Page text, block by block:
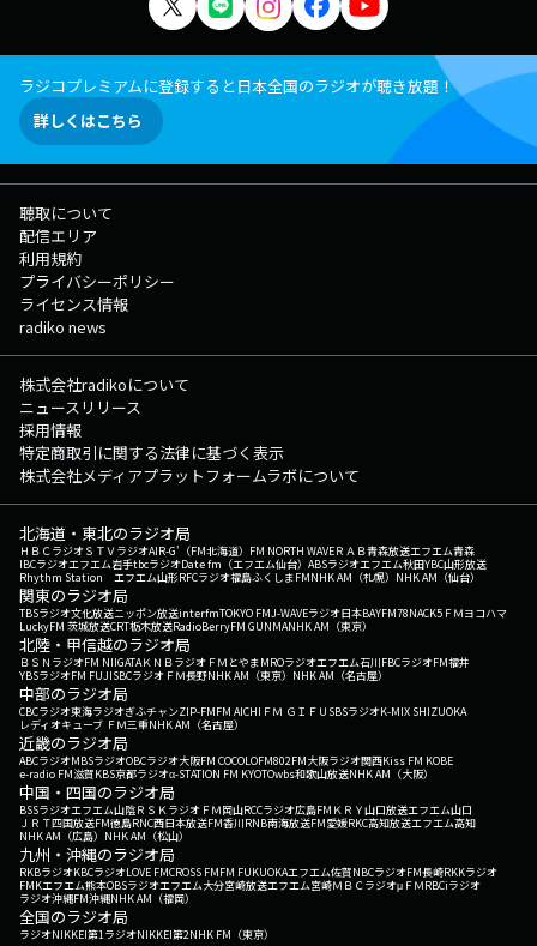
ラジコプレミアムに登録すると日本全国のラジオが聴き放題！
詳しくはこちら
聴取について
配信エリア
利用規約
プライバシーポリシー
ライセンス情報
radiko news
株式会社radikoについて
ニュースリリース
採用情報
特定商取引に関する法律に基づく表示
株式会社メディアプラットフォームラボについて
北海道・東北のラジオ局
ＨＢＣラジオＳＴＶラジオAIR-G'（FM北海道） FM NORTH WAVEＲＡＢ青森放送エフエム青森
IBCラジオエフエム岩手tbcラジオDate fm（エフエム仙台） ABSラジオエフエム秋田YBC山形放送
Rhythm Station エフエム山形RFCラジオ福島ふくしまFMNHK AM（札幌） NHK AM（仙台）
関東のラジオ局
TBSラジオ文化放送ニッポン放送interfmTOKYO FMJ-WAVEラジオ日本BAYFM78NACK5 ＦＭヨコハマ
LuckyFM 茨城放送CRT栃木放送RadioBerryFM GUNMANHK AM（東京）
北陸・甲信越のラジオ局
ＢＳＮラジオFM NIIGATAＫＮＢラジオ ＦＭとやまMROラジオエフエム石川FBCラジオFM福井
YBSラジオFM FUJISBCラジオ ＦＭ長野NHK AM（東京） NHK AM（名古屋）
中部のラジオ局
CBCラジオ東海ラジオぎふチャンZIP-FMFM AICHI ＦＭ ＧＩＦＵ SBSラジオK-MIX SHIZUOKA
レディオキューブ ＦＭ三重NHK AM（名古屋）
近畿のラジオ局
ABCラジオMBSラジオOBCラジオ大阪FM COCOLOFM802FM大阪ラジオ関西Kiss FM KOBE
e-radio FM滋賀KBS京都ラジオα-STATION FM KYOTOwbs和歌山放送NHK AM（大阪）
中国・四国のラジオ局
BSSラジオエフエム山陰ＲＳＫラジオ ＦＭ岡山RCCラジオ広島FM ＫＲＹ山口放送エフエム山口
ＪＲＴ四国放送FM徳島RNC西日本放送FM香川RNB南海放送FM愛媛RKC高知放送エフエム高知
NHK AM（広島） NHK AM（松山）
九州・沖縄のラジオ局
RKBラジオKBCラジオLOVE FMCROSS FMFM FUKUOKAエフエム佐賀NBCラジオFM長崎RKKラジオ
FMKエフエム熊本OBSラジオエフエム大分宮崎放送エフエム宮崎ＭＢＣラジオμＦＭRBCiラジオ
ラジオ沖縄FM沖縄NHK AM（福岡）
全国のラジオ局
ラジオNIKKEI第1ラジオNIKKEI第2NHK FM（東京）